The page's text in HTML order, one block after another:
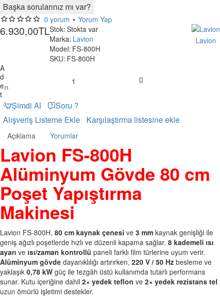
Başka sorularınız mı var?
0 yorum • Yorum Yap
6.930,00TLStok: Stokta var
Marka: Lavion
Model: FS-800H
SKU: FS-800H
Lavion
A
d
e
t
Şimdi Al
Soru ?
Alışveriş Listeme Ekle
Karşılaştırma listesine ekle
Açıklama Yorumlar
Lavion FS-800H
Alüminyum Gövde 80 cm
Poşet Yapıştırma
Makinesi
Lavion FS-800H, 80 cm kaynak çenesi ve 3 mm kaynak genişliği ile
geniş ağızlı poşetlerde hızlı ve düzenli kapama sağlar. 8 kademeli ısı
ayarı ve ısı/zaman kontrollü paneli farklı film türlerine uyum verir.
Alüminyum gövde dayanıklılığı artırırken, 220 V / 50 Hz besleme ve
yaklaşık 0,78 kW güç ile tezgâh üstü kullanımda tutarlı performans
sunar. Kutu içeriğine dahil 2× yedek teflon ve 2× yedek rezistans tel
uzun ömürlü işletimi destekler.